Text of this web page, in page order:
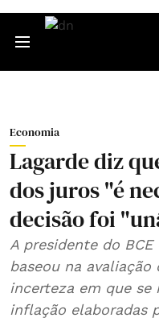
Economia
Lagarde diz
dos juros "é
decisão foi
A presidente do
baseou na
incerteza em que se
inflação elaboradas